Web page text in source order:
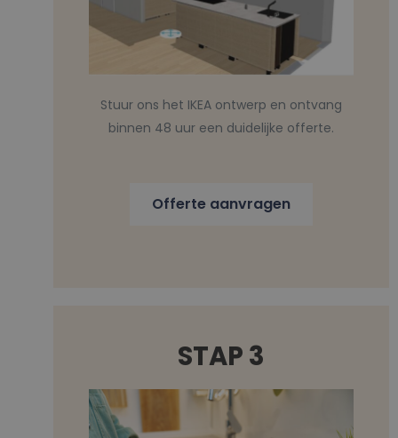
Stuur ons het IKEA ontwerp en ontvang
binnen 48 uur een duidelijke offerte.
Offerte aanvragen
STAP 3